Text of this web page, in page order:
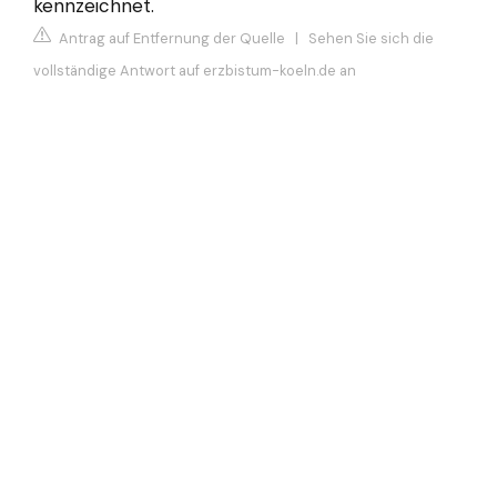
kennzeichnet.
Antrag auf Entfernung der Quelle | Sehen Sie sich die
vollständige Antwort auf erzbistum-koeln.de an